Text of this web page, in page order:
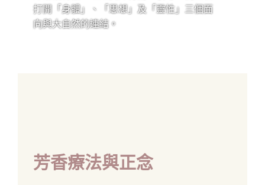
打開「身體」、「思想」及「靈性」三個面
向與大自然的連結。
芳香療法與正念